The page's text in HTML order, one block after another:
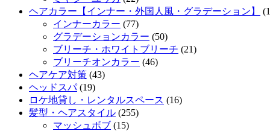
ヘアカラー【インナー・外国人風・グラデーション】
インナーカラー (77)
グラデーションカラー (50)
ブリーチ・ホワイトブリーチ (21)
ブリーチオンカラー (46)
ヘアケア対策 (43)
ヘッドスパ(19)
ロケ地貸し・レンタルスペース (16)
髪型・ヘアスタイル (255)
マッシュボブ (15)